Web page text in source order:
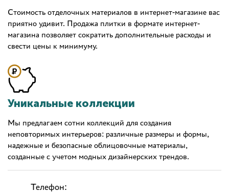
Стоимость отделочных материалов в интернет-магазине вас
приятно удивит. Продажа плитки в формате интернет-
магазина позволяет сократить дополнительные расходы и
свести цены к минимуму.
Уникальные коллекции
Мы предлагаем сотни коллекций для создания
неповторимых интерьеров: различные размеры и формы,
надежные и безопасные облицовочные материалы,
созданные с учетом модных дизайнерских трендов.
Телефон: